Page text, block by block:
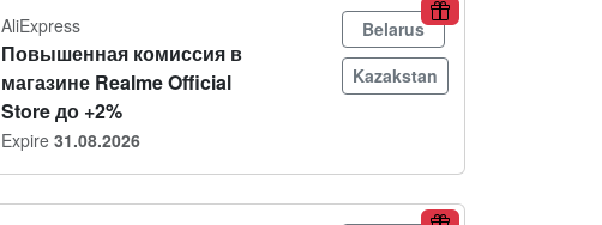
AliExpress
Повышенная комиссия в
магазине Realme Official
Store до +2%
Expire 31.08.2026
Belarus
Kazakstan